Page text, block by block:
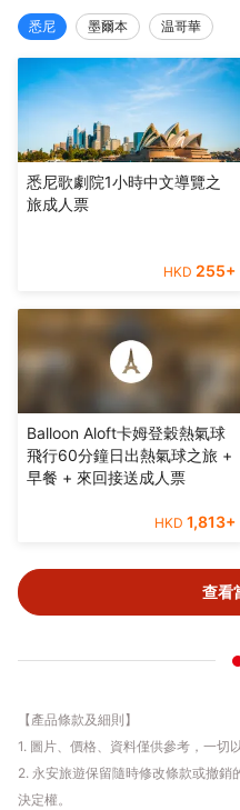
悉尼 墨爾本 温哥華
悉尼歌劇院1小時中文導覽之
旅成人票
HKD 255+
Balloon Aloft卡姆登穀熱氣球
飛行60分鐘日出熱氣球之旅 +
早餐 + 來回接送成人票
HKD 1,813+
查看
【產品條款及細則】
1. 圖片、價格、資料僅供參考，一切
2. 永安旅遊保留隨時修改條款或撤
決定權。